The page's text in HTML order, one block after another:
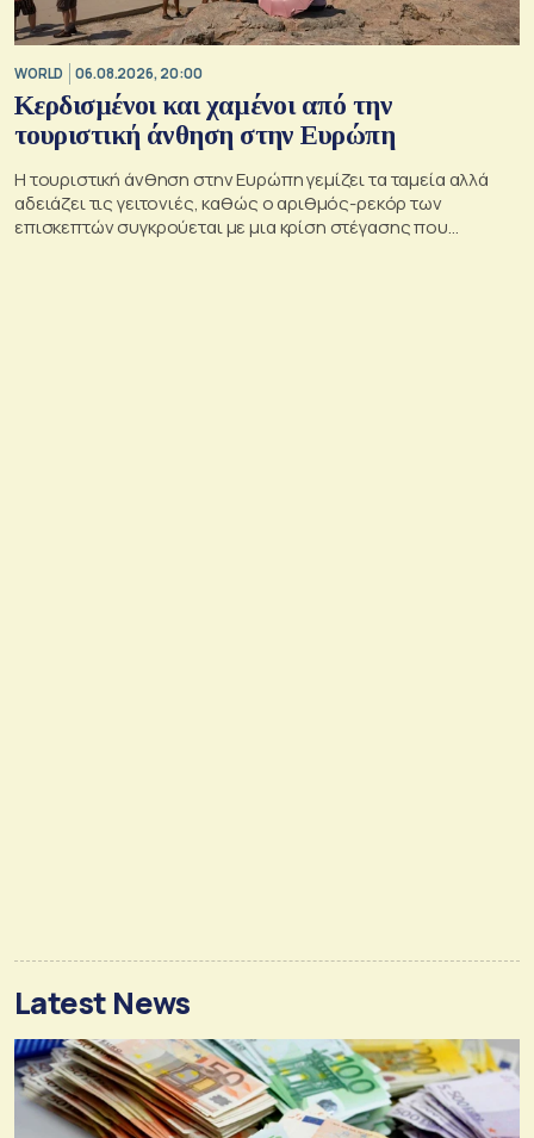
WORLD 06.08.2026, 20:00
Κερδισμένοι και χαμένοι από την
τουριστική άνθηση στην Ευρώπη
Η τουριστική άνθηση στην Ευρώπη γεμίζει τα ταμεία αλλά
αδειάζει τις γειτονιές, καθώς ο αριθμός-ρεκόρ των
επισκεπτών συγκρούεται με μια κρίση στέγασης που
Latest News